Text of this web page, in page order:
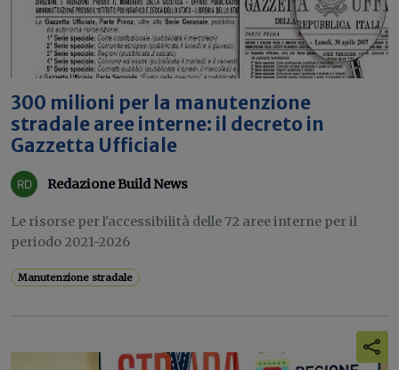
300 milioni per la manutenzione
stradale aree interne: il decreto in
Gazzetta Ufficiale
Redazione Build News
Le risorse per l'accessibilità delle 72 aree interne per il
periodo 2021-2026
Manutenzione stradale